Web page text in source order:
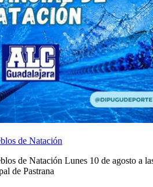
de Natación
de Natación Lunes 10 de agosto a
de Pastrana